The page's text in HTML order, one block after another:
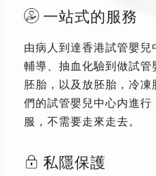
一站式的服務
由病人到達香港試管嬰兒
輔導、抽血化驗到做試
胚胎，以及放胚胎，冷
們的試管嬰兒中心内進行
服，不需要走來走去。
私隱保護